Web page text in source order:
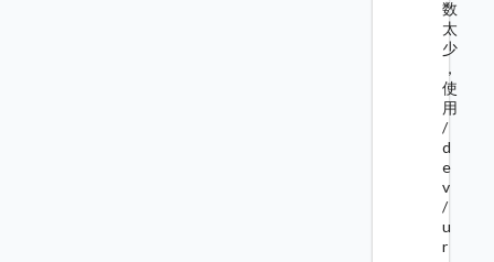
数
太
少
，
使
用
/
d
e
v
/
u
r